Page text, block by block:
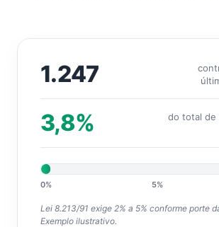
1.247
3,8%
do total de
0% 5%
Lei 8.213/91 exige 2% a 5% conforme porte
Exemplo ilustrativo.